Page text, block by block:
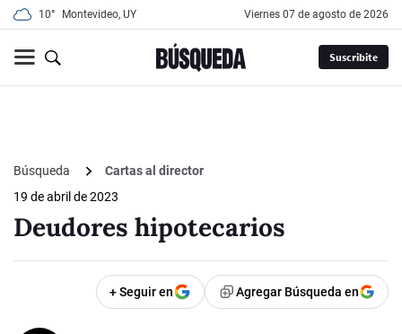
10° Montevideo, UY viernes 07 de agosto de 2026
Suscribite
Búsqueda
Cartas al director
19 de abril de 2023
Deudores hipotecarios
+ Seguir en Agregar Búsqueda en